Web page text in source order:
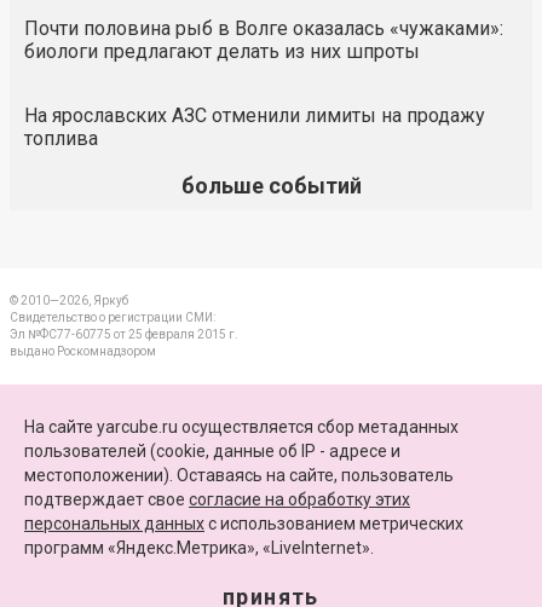
Почти половина рыб в Волге оказалась «чужаками»:
биологи предлагают делать из них шпроты
На ярославских АЗС отменили лимиты на продажу
топлива
больше событий
© 2010—2026, Яркуб
Свидетельство о регистрации СМИ:
Эл №ФС77-60775 от 25 февраля 2015 г.
выдано Роскомнадзором
ПАРТНЕРЫ
КАРТА САЙТА
+7 (4852) 64-15-52
Сайт функционирует при финансовой поддержке Министерства цифрового развития,
На сайте yarcube.ru осуществляется сбор метаданных
пользователей (cookie, данные об IP - адресе и
местоположении). Оставаясь на сайте, пользователь
подтверждает свое согласие на обработку этих
персональных данныхc использованием метрических
программ «Яндекс.Метрика», «LiveInternet».
принять